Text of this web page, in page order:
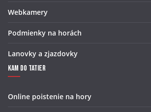
Webkamery
Podmienky na horách
Lanovky a zjazdovky
Kam do Tatier
Online poistenie na hory